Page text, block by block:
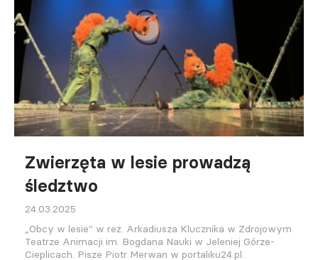
Zwierzęta w lesie prowadzą
śledztwo
24.03.2025
„Obcy w lesie" w reż. Arkadiusza Klucznika w Zdrojowym
Teatrze Animacji im. Bogdana Nauki w Jeleniej Górze-
Cieplicach. Pisze Piotr Merwan w portaliku24.pl.